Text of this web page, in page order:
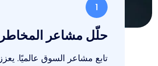
1
حلّل مشاعر المخاطر
تابع مشاعر السوق عالميًا. يعزز